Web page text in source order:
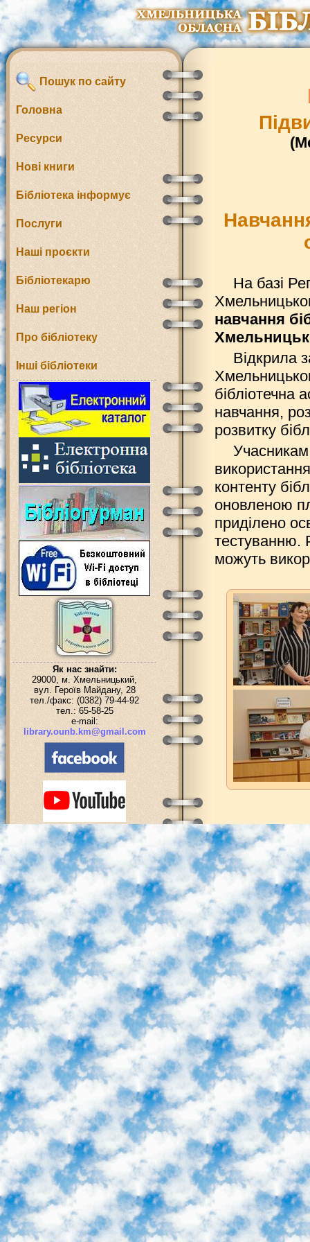
Пошук по сайту
Головна
Ресурси
Нові книги
Бібліотека інформує
Послуги
Наші проєкти
Бібліотекарю
Наш регіон
Про бібліотеку
Інші бібліотеки
Як нас знайти:
29000, м. Хмельницький,
вул. Героїв Майдану, 28
тел./факс: (0382) 79-44-92
тел.: 65-58-25
e-mail:
library.ounb.km@gmail.com
На базі
навчання
Відкрила
бібліотечна
навчання,
розвитку
Учасникам
контенту
оновленою
приділено
тестуванню.
можуть